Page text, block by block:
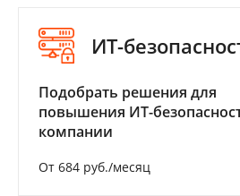
ИТ-
Подобрать решения для
повышения ИТ-
компании
От 684 руб./месяц